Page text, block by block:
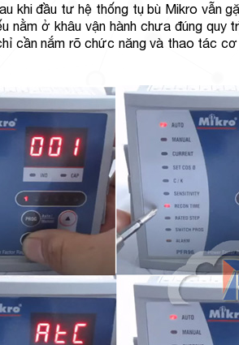
khi đầu tư hệ thống tụ bù Mikro vẫn
nằm ở khâu vận hành chưa đúng
cần nắm rõ chức năng và thao tác